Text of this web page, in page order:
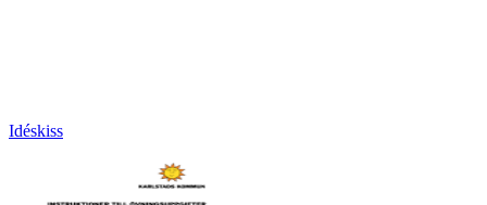
Idéskiss